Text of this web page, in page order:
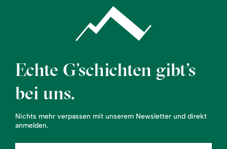
Echte G’schichten gibt’s
bei uns.
Nichts mehr verpassen mit unserem Newsletter und direkt
anmelden.